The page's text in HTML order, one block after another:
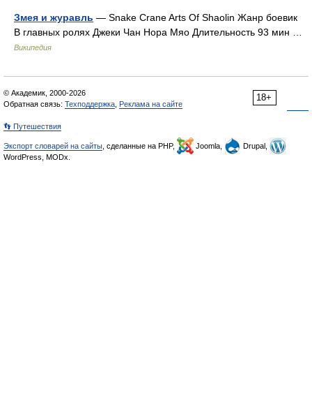
Змея и журавль — Snake Crane Arts Of Shaolin Жанр боевик
В главных ролях Джеки Чан Нора Мяо Длительность 93 мин …
Википедия
18+
© Академик, 2000-2026
Обратная связь: Техподдержка Реклама на сайте
👣 Путешествия
Экспорт словарей на сайты , сделанные на PHP, Joomla,
Drupal,
WordPress, MODx.